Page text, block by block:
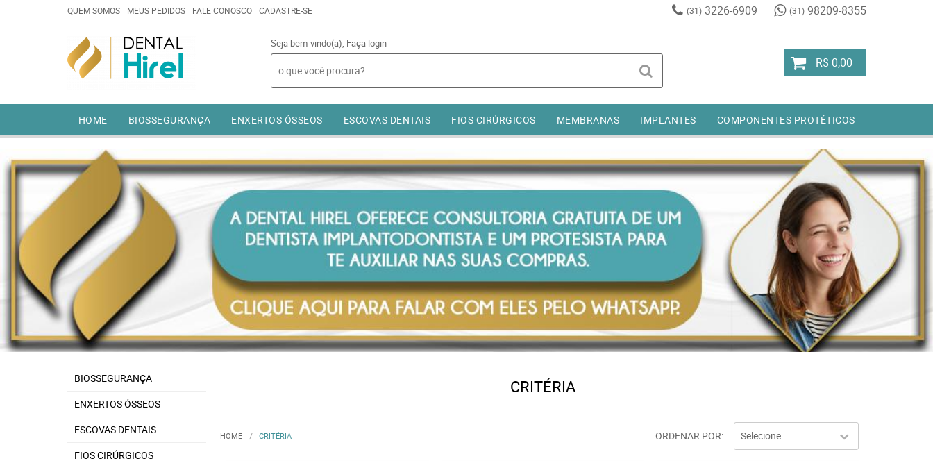
QUEM SOMOS MEUS PEDIDOS FALE CONOSCO CADASTRE-SE (31)3226-6909 (31)98209-8355
Seja bem-vindo(a), Faça login
R$ 0,00
HOME BIOSSEGURANÇA ENXERTOS ÓSSEOS ESCOVAS DENTAIS FIOS CIRÚRGICOS MEMBRANAS IMPLANTES COMPONENTES PROTÉTICOS
BIOSSEGURANÇA
ENXERTOS ÓSSEOS
ESCOVAS DENTAIS
FIOS CIRÚRGICOS
CRITÉRIA
HOME CRITÉRIA ORDENAR POR Selecione